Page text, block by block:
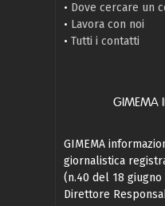
• Dove cercare un
• Lavora con noi
• Tutti i contatti
GIMEMA
GIMEMA
giornalistica
(n.40 del 18 giugno
Direttore